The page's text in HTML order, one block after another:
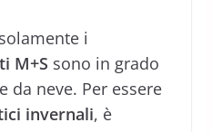
i
M+S sono in grado
da neve. Per essere
invernali, è